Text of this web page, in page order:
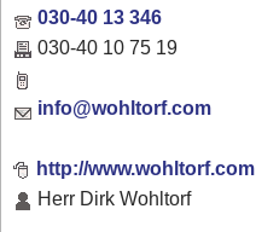
030-40 13 346
030-40 10 75 19
info@wohltorf.com
http://www.wohltorf.com
Herr Dirk Wohltorf